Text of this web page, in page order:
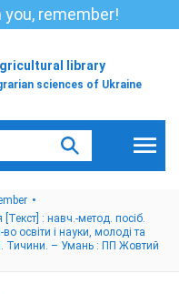
remember!
library
sciences of Ukraine
[Текст] : навч.-метод. посіб.
освіти і науки, молоді та
Тичини. – Умань : ПП Жовтий